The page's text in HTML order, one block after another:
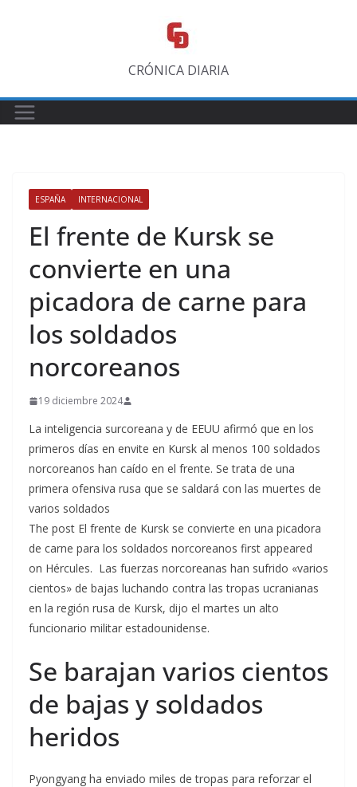
CRÓNICA DIARIA
ESPAÑA INTERNACIONAL
El frente de Kursk se
convierte en una
picadora de carne para
los soldados
norcoreanos
19 diciembre 2024
La inteligencia surcoreana y de EEUU afirmó que en los
primeros días en envite en Kursk al menos 100 soldados
norcoreanos han caído en el frente. Se trata de una
primera ofensiva rusa que se saldará con las muertes de
varios soldados
The post El frente de Kursk se convierte en una picadora
de carne para los soldados norcoreanos first appeared
on Hércules. Las fuerzas norcoreanas han sufrido «varios
cientos» de bajas luchando contra las tropas ucranianas
en la región rusa de Kursk, dijo el martes un alto
funcionario militar estadounidense.
Se barajan varios cientos
de bajas y soldados
heridos
Pyongyang ha enviado miles de tropas para reforzar el